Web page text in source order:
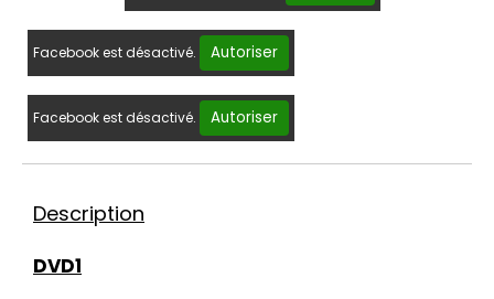
Facebook est désactivé. Autoriser
Facebook est désactivé. Autoriser
Description
DVD1